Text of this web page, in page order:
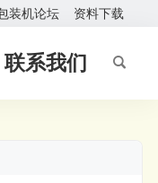
装机论坛 资料下载
联系我们